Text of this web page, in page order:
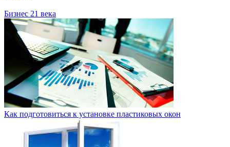
Бизнес 21 века
Как подготовиться к установке пластиковых окон